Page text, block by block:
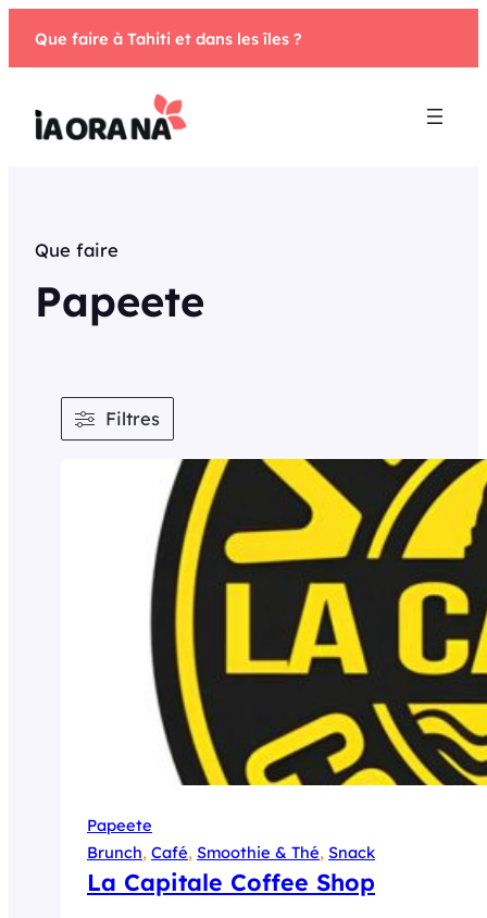
Que faire à Tahiti et dans les îles ?
Que faire
Papeete
Papeete
Brunch, Café, Smoothie & Thé, Snack
La Capitale Coffee Shop
Filtres